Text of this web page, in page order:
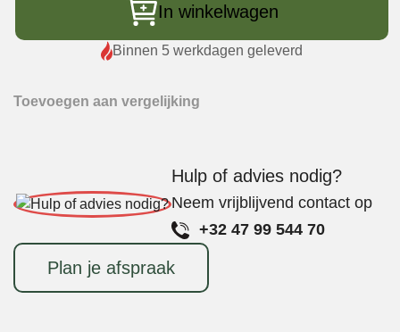
In winkelwagen
Binnen 5 werkdagen geleverd
Toevoegen aan vergelijking
Hulp of advies nodig?
Neem vrijblijvend contact op
+32 47 99 544 70
Plan je afspraak